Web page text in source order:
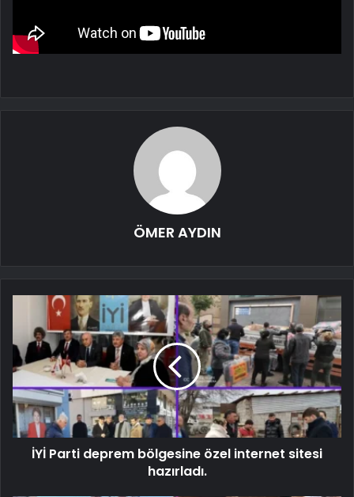
ÖMER AYDIN
İYİ Parti deprem bölgesine özel internet sitesi
hazırladı.